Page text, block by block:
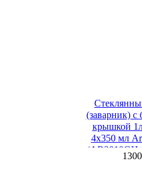
(заварник) с
крышкой
4х350 мл
1300